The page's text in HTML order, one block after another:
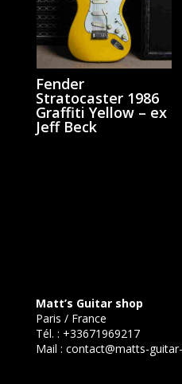
Fender
Stratocaster 1986
Graffiti Yellow – ex
Jeff Beck
Matt’s Guitar shop
Paris / France
Tél. : +33671969217
Mail : contact@matts-